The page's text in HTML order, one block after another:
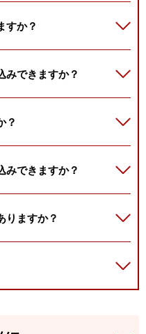
すか？
みできますか？
？
みできますか？
りますか？